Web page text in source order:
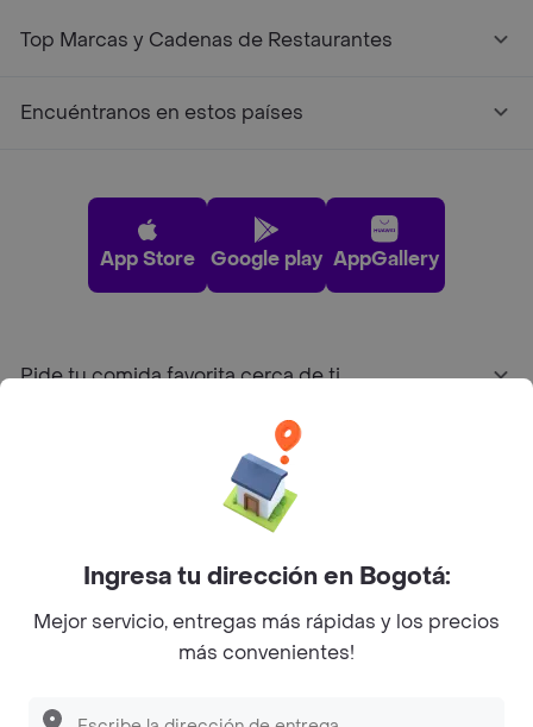
Top Marcas y Cadenas de Restaurantes
Encuéntranos en estos países
App Store Google play AppGallery
Pide tu comida favorita cerca de ti
Sobre Rappi
Facebook
Twitter
Instagram
©2026Rappi Inc. All rights reserved.
Ingresa tu dirección en Bogotá:
Mejor servicio, entregas más rápidas y los precios
más convenientes!